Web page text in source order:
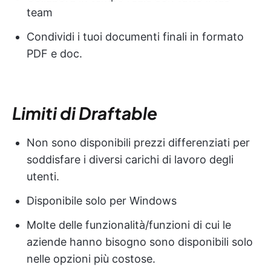
team
Condividi i tuoi documenti finali in formato
PDF e doc.
Limiti di Draftable
Non sono disponibili prezzi differenziati per
soddisfare i diversi carichi di lavoro degli
utenti.
Disponibile solo per Windows
Molte delle funzionalità/funzioni di cui le
aziende hanno bisogno sono disponibili solo
nelle opzioni più costose.